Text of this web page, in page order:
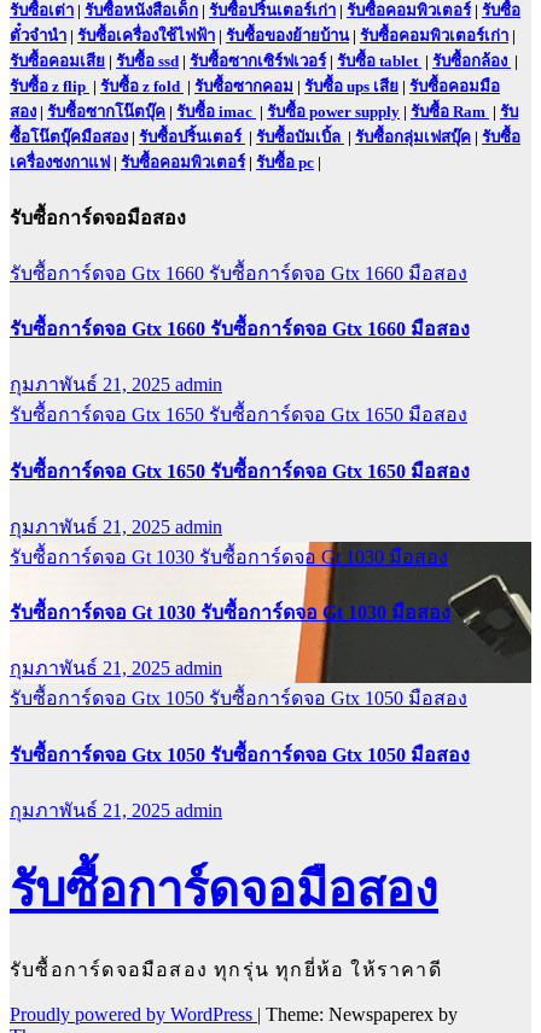
รับซื้อเต่า | รับซื้อหนังสือเด็ก | รับซื้อปริ้นเตอร์เก่า | รับซื้อคอมพิวเตอร์| รับซื้อ
ตั๋วจำนำ | รับซื้อเครื่องใช้ไฟฟ้า | รับซื้อของย้ายบ้าน| รับซื้อคอมพิวเตอร์เก่า |
รับซื้อคอมเสีย | รับซื้อ ssd | รับซื้อซากเซิร์ฟเวอร์| รับซื้อ tablet | รับซื้อกล้อง |
รับซื้อ z flip | รับซื้อ z fold | รับซื้อซากคอม | รับซื้อ ups เสีย | รับซื้อคอมมือ
สอง | รับซื้อซากโน๊ตบุ๊ค | รับซื้อ imac | รับซื้อ power supply | รับซื้อ Ram | รับ
ซื้อโน๊ตบุ๊คมือสอง | รับซื้อปริ้นเตอร์ | รับซื้อบัมเบิ้ล | รับซื้อกลุ่มเฟสบุ๊ค | รับซื้อ
เครื่องชงกาแฟ | รับซื้อคอมพิวเตอร์| รับซื้อ pc |
รับซื้อการ์ดจอมือสอง
รับซื้อการ์ดจอ Gtx 1660 รับซื้อการ์ดจอ Gtx 1660 มือสอง
รับซื้อการ์ดจอ Gtx 1660 รับซื้อการ์ดจอ Gtx 1660 มือสอง
กุมภาพันธ์ 21, 2025 admin
รับซื้อการ์ดจอ Gtx 1650 รับซื้อการ์ดจอ Gtx 1650 มือสอง
รับซื้อการ์ดจอ Gtx 1650 รับซื้อการ์ดจอ Gtx 1650 มือสอง
กุมภาพันธ์ 21, 2025 admin
รับซื้อการ์ดจอ Gt 1030 รับซื้อการ์ดจอ Gt 1030 มือสอง
รับซื้อการ์ดจอ Gt 1030 รับซื้อการ์ดจอ Gt 1030 มือสอง
กุมภาพันธ์ 21, 2025 admin
รับซื้อการ์ดจอ Gtx 1050 รับซื้อการ์ดจอ Gtx 1050 มือสอง
รับซื้อการ์ดจอ Gtx 1050 รับซื้อการ์ดจอ Gtx 1050 มือสอง
กุมภาพันธ์ 21, 2025 admin
รับซื้อการ์ดจอมือสอง
รับซื้อการ์ดจอมือสอง ทุกรุ่น ทุกยี่ห้อ ให้ราคาดี
Proudly powered by WordPress | Theme: Newspaperex by